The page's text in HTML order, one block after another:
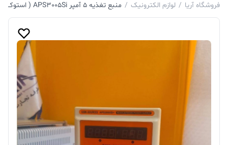
فروشگاه آریا / لوازم الکترونیک / منبع تغذیه ۵ آمپر APS3005Si ( استوک)